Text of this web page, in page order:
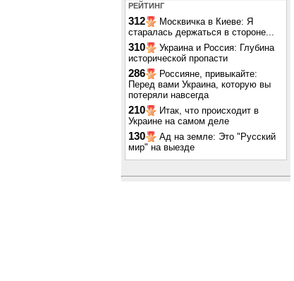
РЕЙТИНГ
312
Москвичка в Киеве: Я
старалась держаться в стороне...
310
Украина и Россия: Глубина
исторической пропасти
286
Россияне, привыкайте:
Перед вами Украина, которую вы
потеряли навсегда
210
Итак, что происходит в
Украине на самом деле
130
Ад на земле: Это "Русский
мир" на выезде